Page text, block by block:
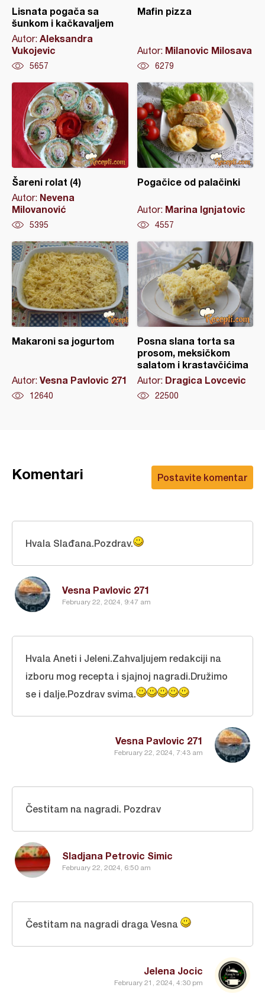
Lisnata pogača sa
šunkom i kačkavaljem
Autor: Aleksandra
Vukojevic
5657
Mafin pizza
Autor: Milanovic Milosava
6279
Šareni rolat (4)
Autor: Nevena
Milovanović
5395
Pogačice od palačinki
Autor: Marina Ignjatovic
4557
Makaroni sa jogurtom
Autor: Vesna Pavlovic 271
12640
Posna slana torta sa
prosom, meksičkom
salatom i krastavčićima
Autor: Dragica Lovcevic
22500
Postavite komentar
Komentari
Vesna Pavlovic 271
February 22, 2024, 9:47 am
Hvala Slađana.Pozdrav.
Vesna Pavlovic 271
February 22, 2024, 7:43 am
Hvala Aneti i Jeleni.Zahvaljujem redakciji na
izboru mog recepta i sjajnoj nagradi.Družimo
se i dalje.Pozdrav svima.
Sladjana Petrovic Simic
February 22, 2024, 6:50 am
Čestitam na nagradi. Pozdrav
Jelena Jocic
February 21, 2024, 4:30 pm
Čestitam na nagradi draga Vesna